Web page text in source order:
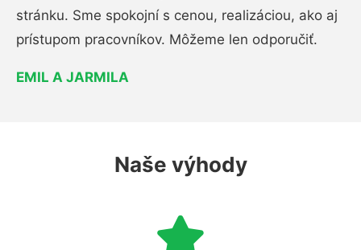
stránku. Sme spokojní s cenou, realizáciou, ako aj
prístupom pracovníkov. Môžeme len odporučiť.
EMIL A JARMILA
Naše výhody